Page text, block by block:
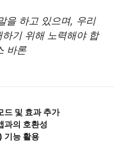
을 하고 있으며, 우리
기 위해 노력해야 합
바론
드 및 효과 추가
과의 호환성
기능 활용